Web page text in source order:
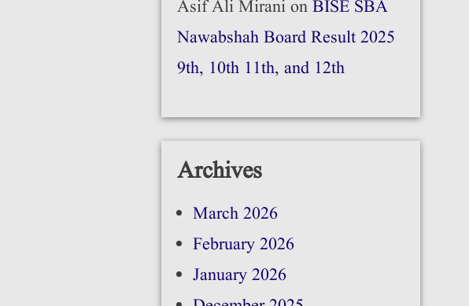
Asif Ali MiranionBISE SBA
Nawabshah Board Result 2025
9th, 10th 11th, and 12th
Archives
March 2026
February 2026
January 2026